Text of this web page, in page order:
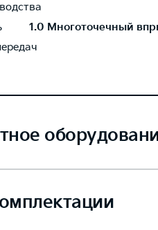
1.0 Многоточечный